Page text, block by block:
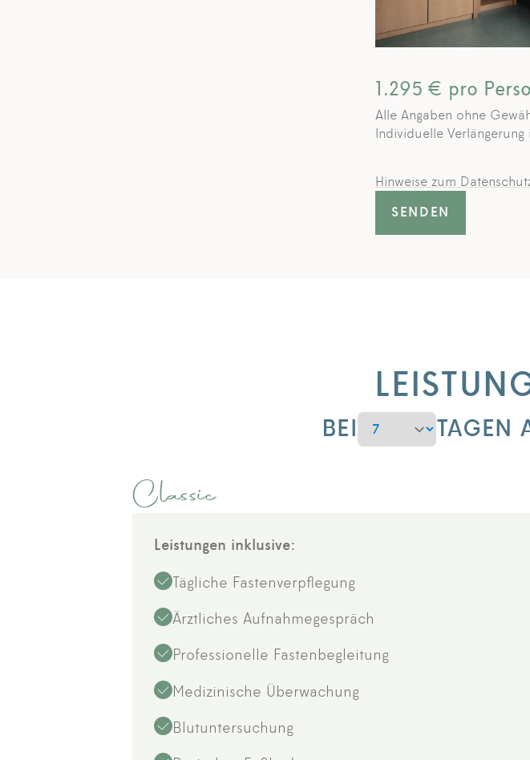
1.295 € pro
Alle Angaben ohne
Individuelle
Hinweise zum
SENDEN
BEIDAUERTAGEN
Classic
Leistungen inklusive:
Tägliche Fastenverpflegung
Ärztliches Aufnahmegespräch
Professionelle Fastenbegleitung
Medizinische Überwachung
Blutuntersuchung